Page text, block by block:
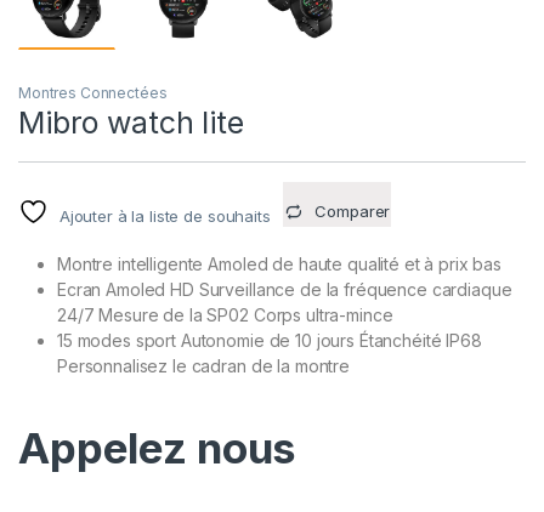
Montres Connectées
Mibro watch lite
Ajouter à la liste de souhaits Comparer
Montre intelligente Amoled de haute qualité et à prix bas
Ecran Amoled HD Surveillance de la fréquence cardiaque
24/7 Mesure de la SP02 Corps ultra-mince
15 modes sport Autonomie de 10 jours Étanchéité IP68
Personnalisez le cadran de la montre
Appelez nous